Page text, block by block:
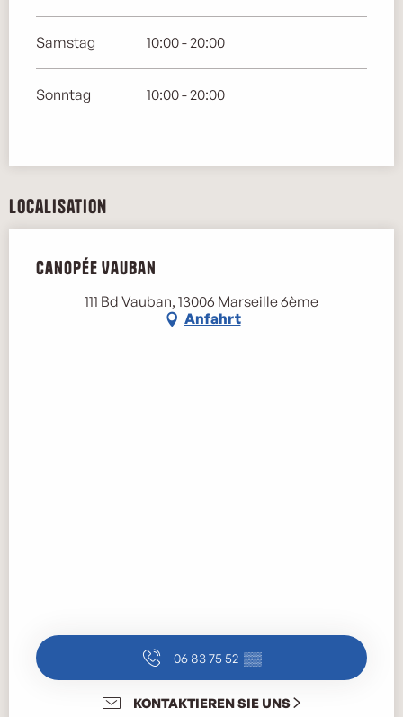
Samstag 10:00 - 20:00
Sonntag 10:00 - 20:00
Localisation
Canopée Vauban
111 Bd Vauban, 13006 Marseille 6ème
Anfahrt
06 83 75 52 ▒▒
KONTAKTIEREN SIE UNS